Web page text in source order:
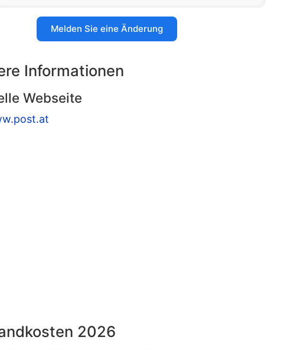
Melden Sie eine Änderung
Informationen
Webseite
2026